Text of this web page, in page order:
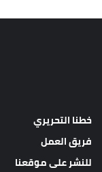
خطنا التحريري
فريق العمل
للنشر على موقعنا